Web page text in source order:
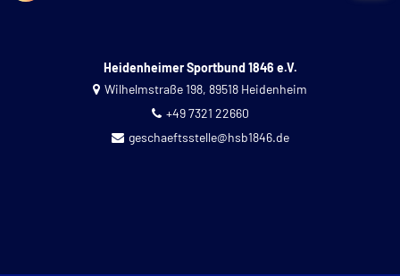
Heidenheimer Sportbund 1846 e.V.
Wilhelmstraße 198, 89518 Heidenheim
+49 7321 22660
geschaeftsstelle@hsb1846.de